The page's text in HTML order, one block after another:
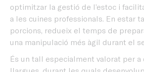
optimitzar la gestió de l’estoc i
a les cuines professionals. En estar
porcions, redueix el temps de
una manipulació més àgil durant el
És un tall especialment valorat per a